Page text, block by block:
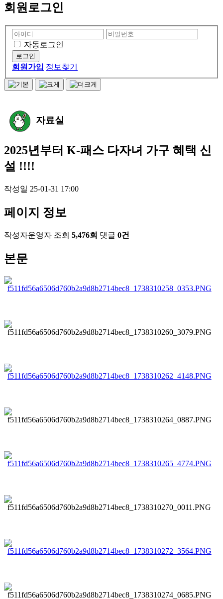
회원로그인
자동로그인
회원가입 정보찾기
자료실
2025년부터 K-패스 다자녀 가구 혜택 신
설 !!!!
작성일 25-01-31 17:00
페이지 정보
작성자운영자 조회 5,476회 댓글 0건
본문